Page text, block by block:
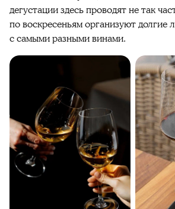
дегустации здесь проводят не так
по воскресеньям организуют долгие
с самыми разными винами.